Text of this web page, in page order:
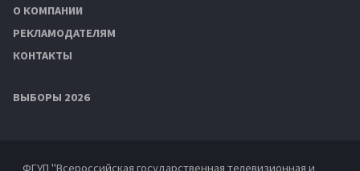
О КОМПАНИИ
РЕКЛАМОДАТЕЛЯМ
КОНТАКТЫ
ВЫБОРЫ 2026
ФГУП "Всероссийская государственная телевизионная и